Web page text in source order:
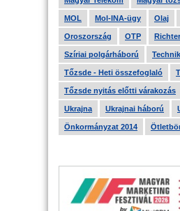
MOL Mol-INA-ügy Olaj
Oroszország OTP Richter
Szíriai polgárháború
Tőzsde - Heti összefoglaló
Tőzsde nyitás előtti várakozás
Ukrajna Ukrajnai háború
Önkormányzat 2014